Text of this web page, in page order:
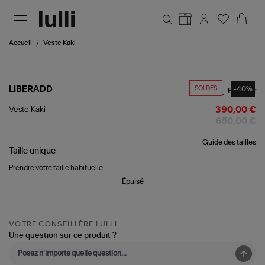
Accueil Veste Kaki
SOLDES -40%
LIBERADD
Veste
Partager
Veste Kaki 390,00 €
Guide des tailles
Taille unique
Prendre votre taille habituelle.
Épuisé
VOTRE CONSEILLÈRE LULLI
Une question sur ce produit ?